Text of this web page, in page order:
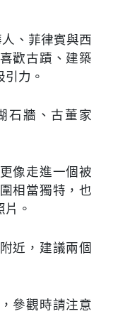
、菲律賓與西
歡古蹟、建築
力。
石牆、古董家
像走進一個被
相當獨特，也
。
近，建議兩個
參觀時請注意